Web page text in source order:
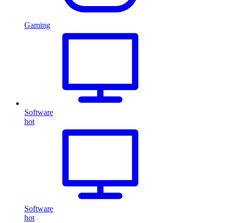
Gaming
Software
hot
Software
hot